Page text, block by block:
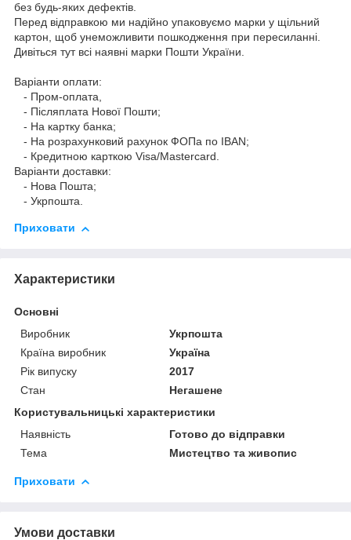
без будь-яких дефектів.
Перед відправкою ми надійно упаковуємо марки у щільний
картон, щоб унеможливити пошкодження при пересиланні.
Дивіться тут всі наявні марки Пошти України.
Варіанти оплати:
- Пром-оплата,
- Післяплата Нової Пошти;
- На картку банка;
- На розрахунковий рахунок ФОПа по IBAN;
- Кредитною карткою Visa/Mastercard.
Варіанти доставки:
- Нова Пошта;
- Укрпошта.
Приховати
Характеристики
Основні
Виробник
Укрпошта
Країна виробник
Україна
Рік випуску
2017
Стан
Негашене
Користувальницькі характеристики
Наявність
Готово до відправки
Тема
Мистецтво та живопис
Приховати
Умови доставки